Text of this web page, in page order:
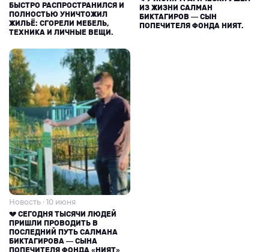
БЫСТРО РАСПРОСТРАНИЛСЯ И
ПОЛНОСТЬЮ УНИЧТОЖИЛ
ЖИЛЬЁ: СГОРЕЛИ МЕБЕЛЬ,
ТЕХНИКА И ЛИЧНЫЕ ВЕЩИ.
ИЗ ЖИЗНИ САЛМАН
БИКТАГИРОВ — СЫН
ПОПЕЧИТЕЛЯ ФОНДА НИЯТ.
Новость · 10 июня
💔 СЕГОДНЯ ТЫСЯЧИ ЛЮДЕЙ
ПРИШЛИ ПРОВОДИТЬ В
ПОСЛЕДНИЙ ПУТЬ САЛМАНА
БИКТАГИРОВА — СЫНА
ПОПЕЧИТЕЛЯ ФОНДА «НИЯТ»